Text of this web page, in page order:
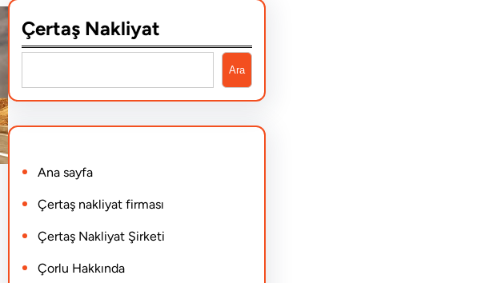
Çertaş Nakliyat
e
a
c
h
Ara
Ana sayfa
Çertaş nakliyat firması
Çertaş Nakliyat Şirketi
Çorlu Hakkında